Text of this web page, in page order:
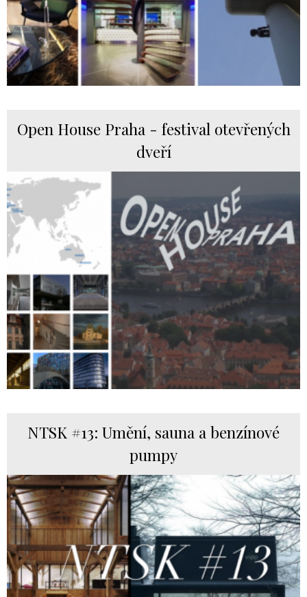
Open House Praha - festival otevřených
dveří
NTSK #13: Umění, sauna a benzínové
pumpy